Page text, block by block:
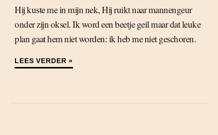
Hij kuste me in mijn nek, Hij ruikt naar mannengeur
onder zijn oksel. Ik word een beetje geil maar dat leuke
plan gaat hem niet worden: ik heb me niet geschoren.
LEES VERDER »